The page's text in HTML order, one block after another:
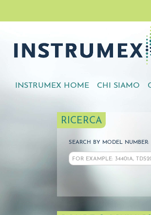
INSTRUMEX HOME CHI SIAMO
RICERCA
SEARCH BY MODEL NUMBER: